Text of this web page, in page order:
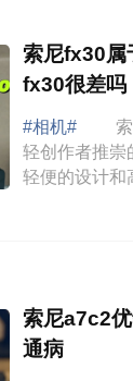
索尼fx30属
fx30很差吗
#相机#
索
轻创作者推崇
轻便的设计和
下面小编为
索尼a7c2
通病